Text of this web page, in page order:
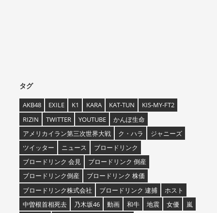
タグ
AKB48 EXILE K1 KARA KAT-TUN
KIS-MY-FT2
RIZIN
TWITTER YOUTUBE
かんぽ生命
アメリカイラン第三次世界大戦
ク・ハラ
ジャニーズ
ツイッター
ニュース
ブロードリンク
ブロードリンク 会見
ブロードリンク 倒産
ブロードリンク倒産
ブロードリンク 株価
ブロードリンク株式会社
ブロードリンク 逮捕
ホスト
中曽根首相死去
乃木坂46 動画 和牛 地震 女優
嵐